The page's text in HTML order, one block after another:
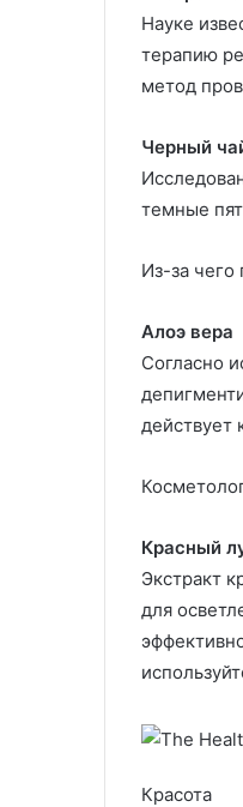
Науке
терапию
метод
Черный
темные
Из-за чего
Алоэ вера
Согласно
действует
Красный
Экстракт
для
Красота